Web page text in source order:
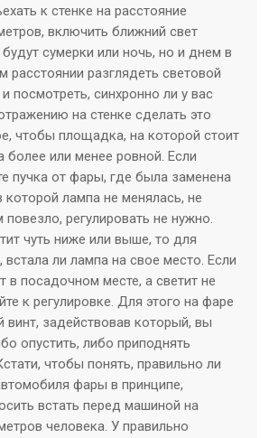
к стенке на расстояние
включить ближний свет
сумерки или ночь, но и днем в
расстоянии разглядеть световой
посмотреть, синхронно ли у вас
на стенке сделать это
чтобы площадка, на которой стоит
более или менее ровной. Если
пучка от фары, где была заменена
которой лампа не менялась, не
повезло, регулировать не нужно.
чуть ниже или выше, то для
встала ли лампа на свое место. Если
в посадочном месте, а светит не
к регулировке. Для этого на фаре
винт, задействовав который, вы
опустить, либо приподнять
чтобы понять, правильно ли
фары в принципе,
встать перед машиной на
человека. У правильно